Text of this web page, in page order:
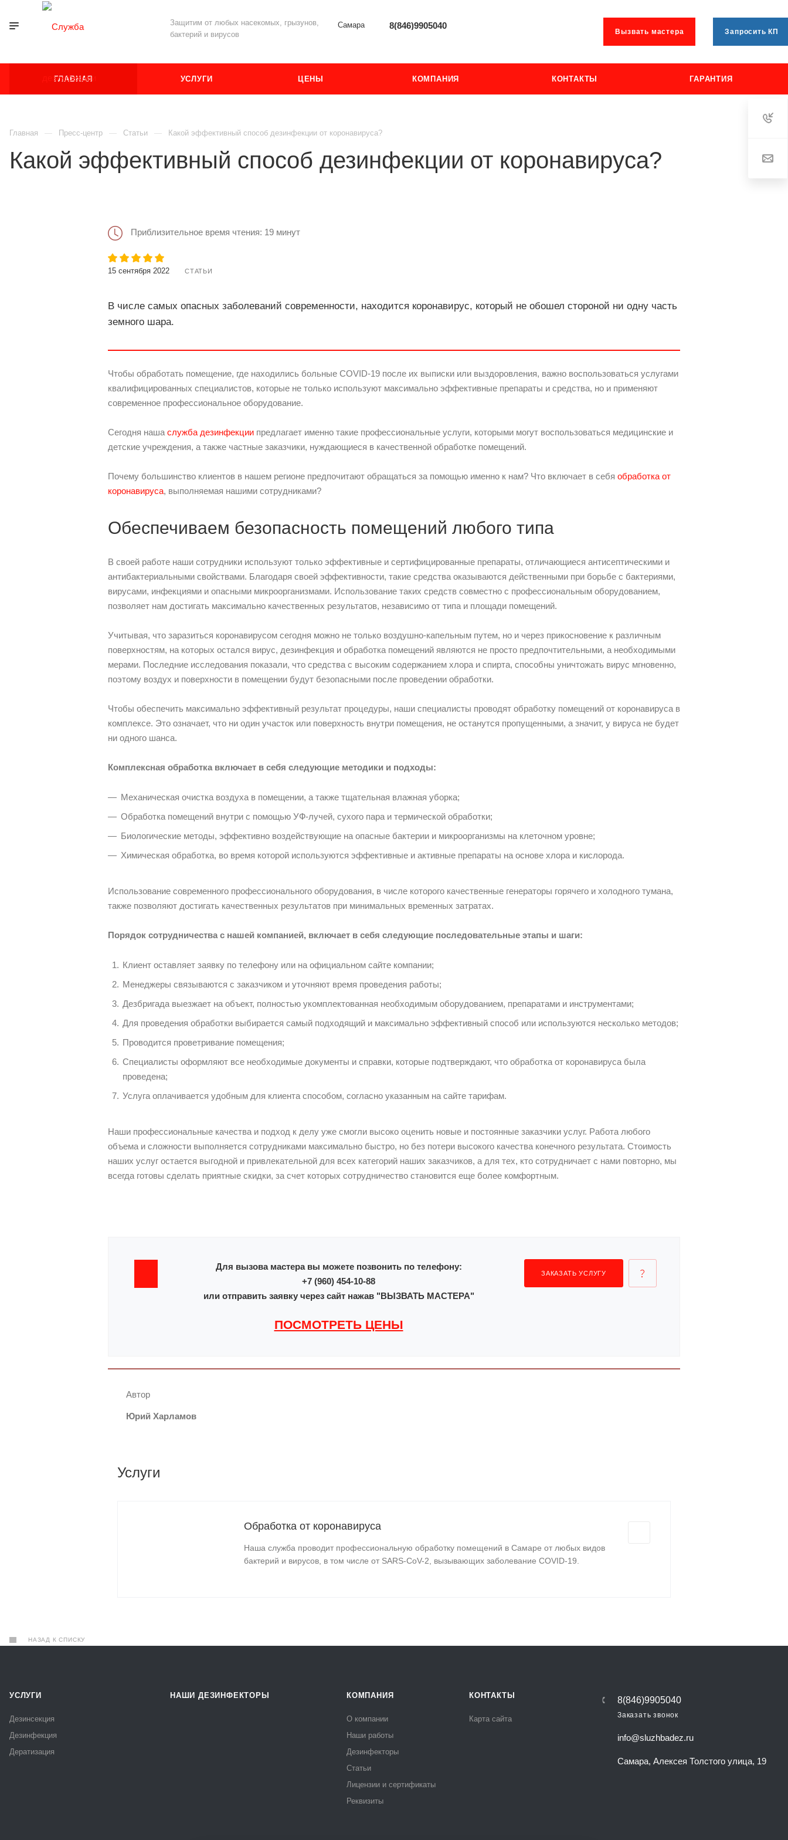
Защитим от любых насекомых, грызунов,
бактерий и вирусов
Самара 8(846)9905040
Вызвать мастера Запросить КП
ГЛАВНАЯ УСЛУГИ ЦЕНЫ КОМПАНИЯ КОНТАКТЫ ГАРАНТИЯ
Главная Пресс-центр Статьи Какой эффективный способ дезинфекции от коронавируса?
Какой эффективный способ дезинфекции от коронавируса?
Приблизительное время чтения: 19 минут
15 сентября 2022 СТАТЬИ
В числе самых опасных заболеваний современности, находится коронавирус, который не обошел стороной ни одну часть
земного шара.
Чтобы обработать помещение, где находились больные COVID-19 после их выписки или выздоровления, важно воспользоваться услугами
квалифицированных специалистов, которые не только используют максимально эффективные препараты и средства, но и применяют
современное профессиональное оборудование.
Сегодня наша служба дезинфекции предлагает именно такие профессиональные услуги, которыми могут воспользоваться медицинские и
детские учреждения, а также частные заказчики, нуждающиеся в качественной обработке помещений.
Почему большинство клиентов в нашем регионе предпочитают обращаться за помощью именно к нам? Что включает в себя обработка от
коронавируса, выполняемая нашими сотрудниками?
Обеспечиваем безопасность помещений любого типа
В своей работе наши сотрудники используют только эффективные и сертифицированные препараты, отличающиеся антисептическими и
антибактериальными свойствами. Благодаря своей эффективности, такие средства оказываются действенными при борьбе с бактериями,
вирусами, инфекциями и опасными микроорганизмами. Использование таких средств совместно с профессиональным оборудованием,
позволяет нам достигать максимально качественных результатов, независимо от типа и площади помещений.
Учитывая, что заразиться коронавирусом сегодня можно не только воздушно-капельным путем, но и через прикосновение к различным
поверхностям, на которых остался вирус, дезинфекция и обработка помещений являются не просто предпочтительными, а необходимыми
мерами. Последние исследования показали, что средства с высоким содержанием хлора и спирта, способны уничтожать вирус мгновенно,
поэтому воздух и поверхности в помещении будут безопасными после проведении обработки.
Чтобы обеспечить максимально эффективный результат процедуры, наши специалисты проводят обработку помещений от коронавируса в
комплексе. Это означает, что ни один участок или поверхность внутри помещения, не останутся пропущенными, а значит, у вируса не будет
ни одного шанса.
Комплексная обработка включает в себя следующие методики и подходы:
Механическая очистка воздуха в помещении, а также тщательная влажная уборка;
Обработка помещений внутри с помощью УФ-лучей, сухого пара и термической обработки;
Биологические методы, эффективно воздействующие на опасные бактерии и микроорганизмы на клеточном уровне;
Химическая обработка, во время которой используются эффективные и активные препараты на основе хлора и кислорода.
Использование современного профессионального оборудования, в числе которого качественные генераторы горячего и холодного тумана,
также позволяют достигать качественных результатов при минимальных временных затратах.
Порядок сотрудничества с нашей компанией, включает в себя следующие последовательные этапы и шаги:
Клиент оставляет заявку по телефону или на официальном сайте компании;
Менеджеры связываются с заказчиком и уточняют время проведения работы;
Дезбригада выезжает на объект, полностью укомплектованная необходимым оборудованием, препаратами и инструментами;
Для проведения обработки выбирается самый подходящий и максимально эффективный способ или используются несколько методов;
Проводится проветривание помещения;
Специалисты оформляют все необходимые документы и справки, которые подтверждают, что обработка от коронавируса была
проведена;
Услуга оплачивается удобным для клиента способом, согласно указанным на сайте тарифам.
Наши профессиональные качества и подход к делу уже смогли высоко оценить новые и постоянные заказчики услуг. Работа любого
объема и сложности выполняется сотрудниками максимально быстро, но без потери высокого качества конечного результата. Стоимость
наших услуг остается выгодной и привлекательной для всех категорий наших заказчиков, а для тех, кто сотрудничает с нами повторно, мы
всегда готовы сделать приятные скидки, за счет которых сотрудничество становится еще более комфортным.
Для вызова мастера вы можете позвонить по телефону:
+7 (960) 454-10-88
или отправить заявку через сайт нажав "ВЫЗВАТЬ МАСТЕРА"
ПОСМОТРЕТЬ ЦЕНЫ
ЗАКАЗАТЬ УСЛУГУ
Автор
Юрий Харламов
Услуги
Обработка от коронавируса
Наша служба проводит профессиональную обработку помещений в Самаре от любых видов
бактерий и вирусов, в том числе от SARS-CoV-2, вызывающих заболевание COVID-19.
НАЗАД К СПИСКУ
УСЛУГИ
Дезинсекция
Дезинфекция
Дератизация
НАШИ ДЕЗИНФЕКТОРЫ КОМПАНИЯ
О компании
Наши работы
Дезинфекторы
Статьи
Лицензии и сертификаты
Реквизиты
КОНТАКТЫ
Карта сайта
8(846)9905040
Заказать звонок
info@sluzhbadez.ru
Самара, Алексея Толстого улица, 19